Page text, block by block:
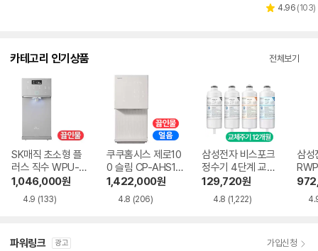
별 4.96 리
(103)
카테고리 인기상품 전체보기
SK매직 초소형 플
러스 직수 WPU-J
AC115SNS
1,046,000원
4.9 (133)
쿠쿠홈시스 제로10
0 슬림 CP-AHS10
0HEW
1,422,000원
4.8 (206)
삼성전자 비스포크
정수기 4단계 교체
용 정수필터 HAF-
HIN
129,720원
4.8 (1,222)
삼성
파워링크 광고 가입신청